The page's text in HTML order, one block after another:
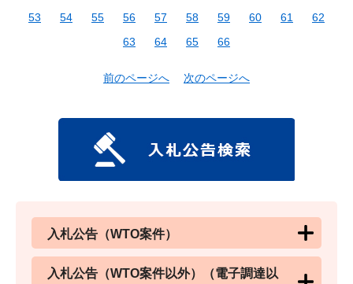
53
54 55 56 57 58 59 60 61
62
63
64 65 66
前のページへ 次のページへ
入札公告（WTO案件）
入札公告（WTO案件以外）（電子調達以